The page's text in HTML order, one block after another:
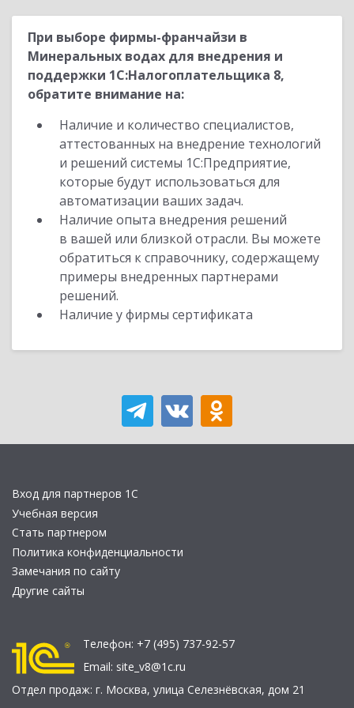
При выборе фирмы-франчайзи в
Минеральных водах для внедрения и
поддержки 1С:Налогоплательщика 8,
обратите внимание на:
Наличие и количество специалистов,
аттестованных на внедрение технологий
и решений системы 1С:Предприятие,
которые будут использоваться для
автоматизации ваших задач.
Наличие опыта внедрения решений
в вашей или близкой отрасли. Вы можете
обратиться к справочнику, содержащему
примеры внедренных партнерами
решений.
Наличие у фирмы сертификата
Вход для партнеров 1С
Учебная версия
Стать партнером
Политика конфиденциальности
Замечания по сайту
Другие сайты
Телефон: +7 (495) 737-92-57
Email: site_v8@1c.ru
Отдел продаж: г. Москва, улица Селезнёвская, дом 21